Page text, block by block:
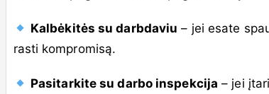
Kalbėkitės su darbdaviu – jei esate
rasti kompromisą.
Pasitarkite su darbo inspekcija – jei